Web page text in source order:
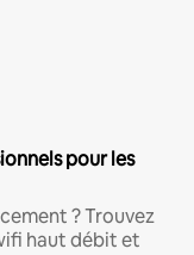
pour les
? Trouvez
haut débit et